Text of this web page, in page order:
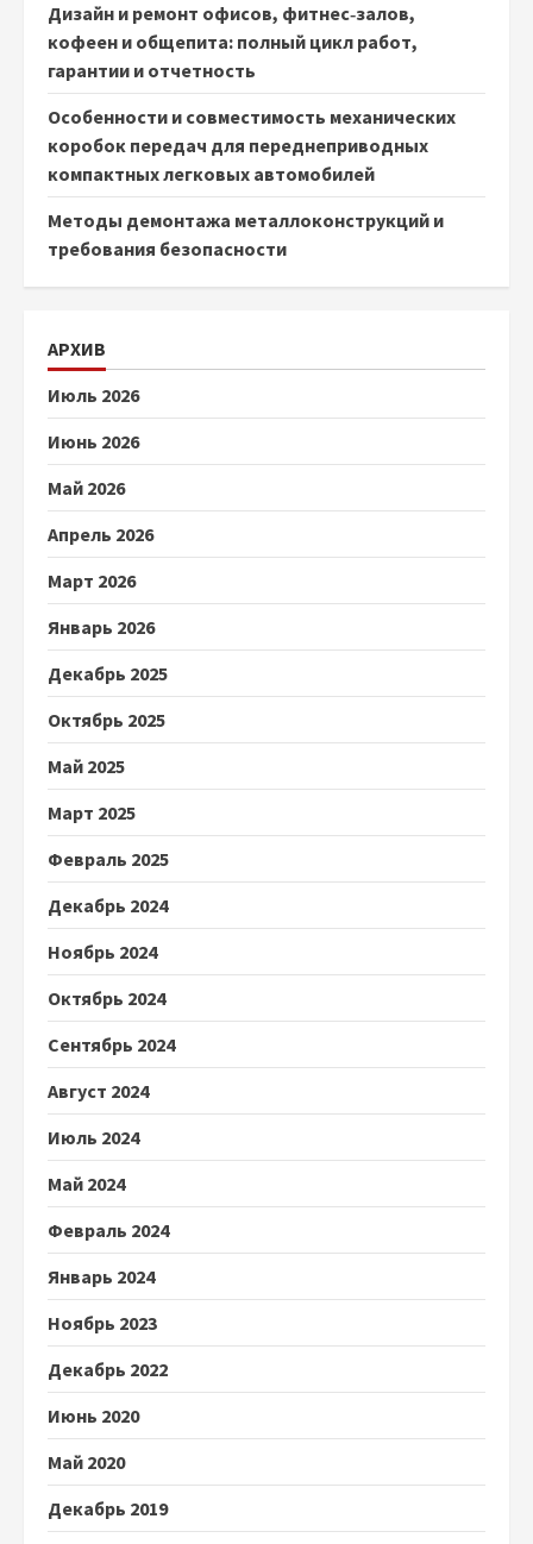
Дизайн и ремонт офисов, фитнес‑залов,
кофеен и общепита: полный цикл работ,
гарантии и отчетность
Особенности и совместимость механических
коробок передач для переднеприводных
компактных легковых автомобилей
Методы демонтажа металлоконструкций и
требования безопасности
АРХИВ
Июль 2026
Июнь 2026
Май 2026
Апрель 2026
Март 2026
Январь 2026
Декабрь 2025
Октябрь 2025
Май 2025
Март 2025
Февраль 2025
Декабрь 2024
Ноябрь 2024
Октябрь 2024
Сентябрь 2024
Август 2024
Июль 2024
Май 2024
Февраль 2024
Январь 2024
Ноябрь 2023
Декабрь 2022
Июнь 2020
Май 2020
Декабрь 2019